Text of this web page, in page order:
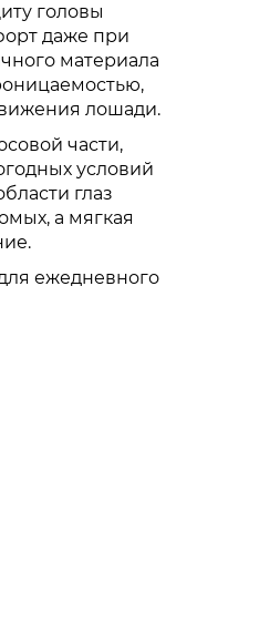
головы
даже при
материала
лошади.
части,
условий
глаз
а мягкая
ежедневного